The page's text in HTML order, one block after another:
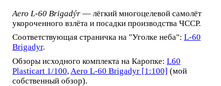
Aero L-60 Brigadýr— лёгкий многоцелевой самолёт
укороченного взлёта и посадки производства ЧССР.
Соответствующая страничка на "Уголке неба": L-60
Brigadyr.
Обзоры исходного комплекта на Каропке: L60
Plasticart 1/100, Aero L-60 Brigadyr [1:100] (мой
собственный обзор).